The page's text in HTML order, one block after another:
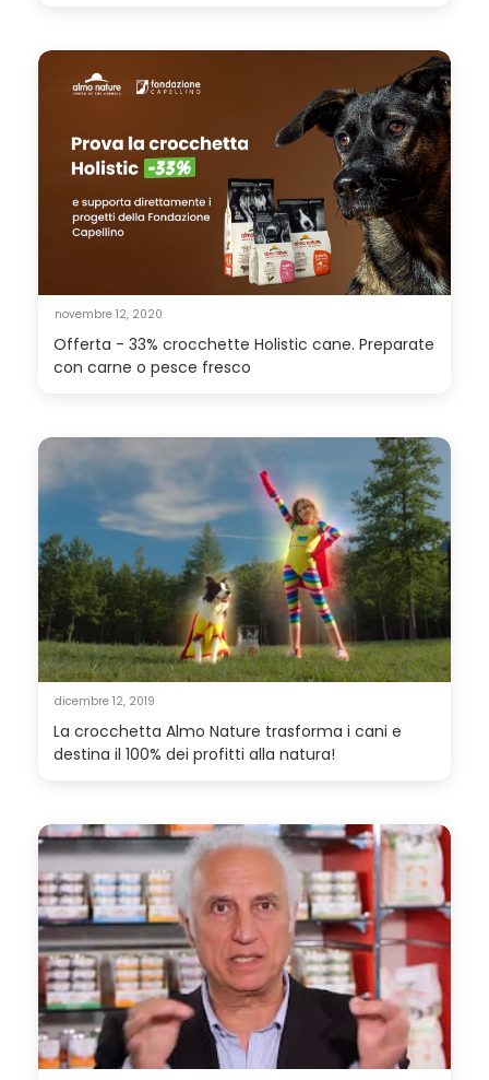
novembre 12, 2020
Offerta - 33% crocchette Holistic cane. Preparate
con carne o pesce fresco
dicembre 12, 2019
La crocchetta Almo Nature trasforma i cani e
destina il 100% dei profitti alla natura!